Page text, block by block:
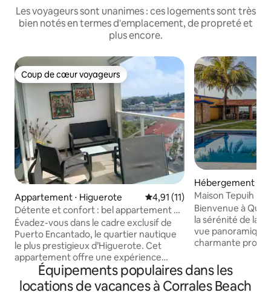
Les voyageurs sont unanimes : ces logements sont très
bien notés en termes d'emplacement, de propreté et
plus encore.
Coup de cœur voyageurs
Coup de cœur voyageurs
Appartement ⋅ Higuerote Évaluation moyenne sur la
4,91 (11)
Détente et confort : bel appartement à
Puerto Encantado.
Évadez-vous dans le cadre exclusif de
Puerto Encantado, le quartier nautique
le plus prestigieux d’Higuerote. Cet
appartement offre une expérience
unique de sérénité et de confort. -
Grande terrasse avec salon et salle à
manger de 6 chaises et une vue
Hébergement ⋅
Maison Tepuih
Bienvenue à
la sérénité de la
vue
charmante
compagnie et de
inoubliables en
piscine
Équipements populaires dans les
locations de vacances à Corrales Beach